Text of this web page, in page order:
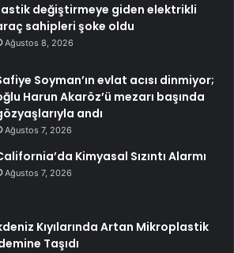
değiştirmeye giden elektrikli
sahipleri şoke oldu
Ağustos 8, 2026
Soyman’ın evlat acısı dinmiyor;
Harun Akaröz’ü mezarı başında
andı
Ağustos 7, 2026
Kimyasal Sızıntı Alarmı
Ağustos 7, 2026
Kıyılarında Artan Mikroplastik
Taşıdı